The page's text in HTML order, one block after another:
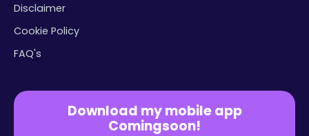
Disclaimer
Cookie Policy
FAQ's
Download my mobile app
Comingsoon!